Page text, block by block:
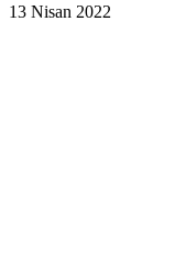
13 Nisan 2022